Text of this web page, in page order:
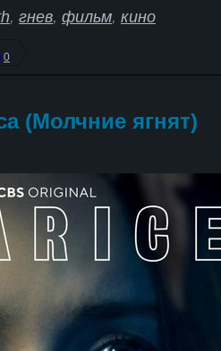
, гнев, фильм, кино
0
(Молчние ягнят)